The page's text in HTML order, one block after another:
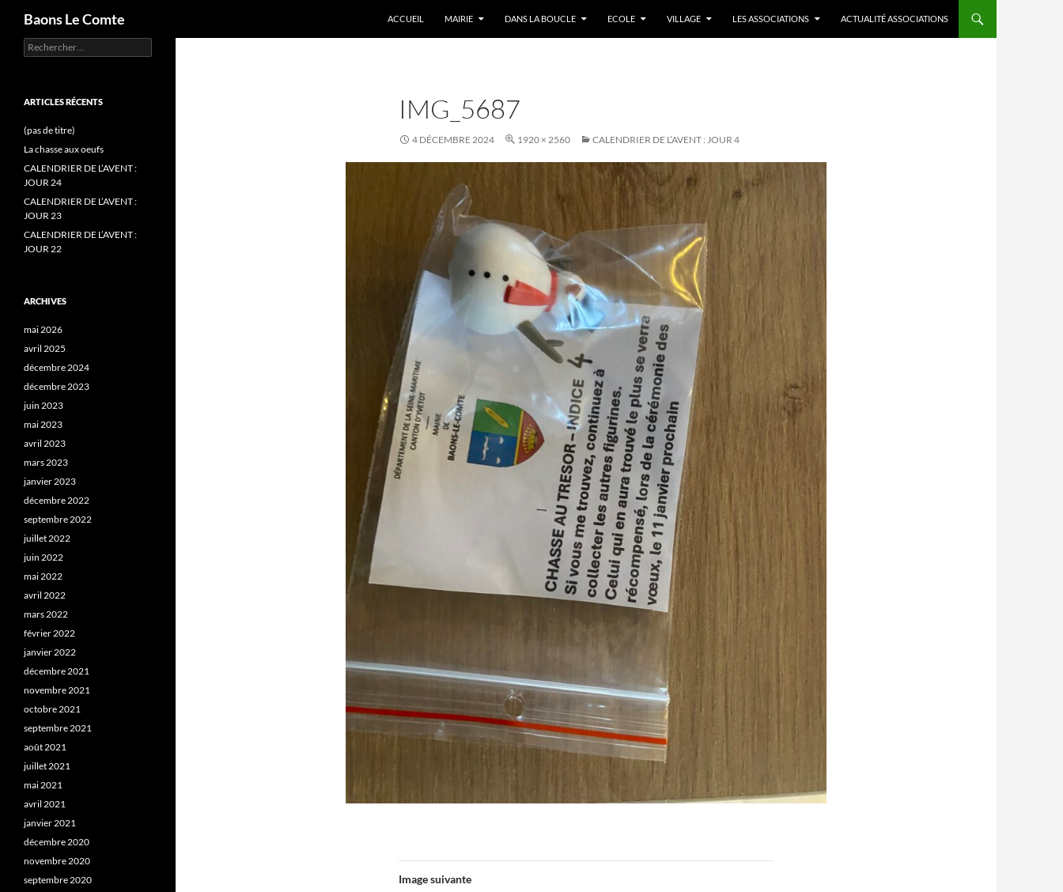
Baons Le Comte ACCUEIL MAIRIE DANS LA BOUCLE ECOLE VILLAGE LES ASSOCIATIONS ACTUALITÉ ASSOCIATIONS
IMG_5687
4 DÉCEMBRE 2024 1920 × 2560 CALENDRIER DE L’AVENT : JOUR 4
Image suivante
Rechercher :
ARTICLES RÉCENTS
(pas de titre)
La chasse aux oeufs
CALENDRIER DE L’AVENT :
JOUR 24
CALENDRIER DE L’AVENT :
JOUR 23
CALENDRIER DE L’AVENT :
JOUR 22
ARCHIVES
mai 2026
avril 2025
décembre 2024
décembre 2023
juin 2023
mai 2023
avril 2023
mars 2023
janvier 2023
décembre 2022
septembre 2022
juillet 2022
juin 2022
mai 2022
avril 2022
mars 2022
février 2022
janvier 2022
décembre 2021
novembre 2021
octobre 2021
septembre 2021
août 2021
juillet 2021
mai 2021
avril 2021
janvier 2021
décembre 2020
novembre 2020
septembre 2020